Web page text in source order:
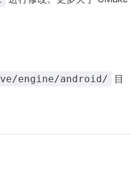
engine/android/
目